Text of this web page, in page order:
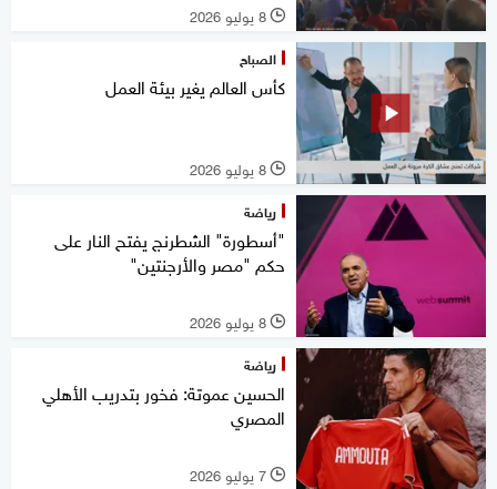
l 8 يوليو 2026
الصباح
كأس العالم يغير بيئة العمل
l 8 يوليو 2026
رياضة
"أسطورة" الشطرنج يفتح النار على
حكم "مصر والأرجنتين"
l 8 يوليو 2026
رياضة
الحسين عموتة: فخور بتدريب الأهلي
المصري
l 7 يوليو 2026